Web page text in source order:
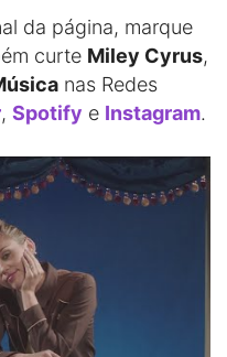
da página, marque
curte Miley Cyrus,
nas Redes
, Spotify e Instagram.